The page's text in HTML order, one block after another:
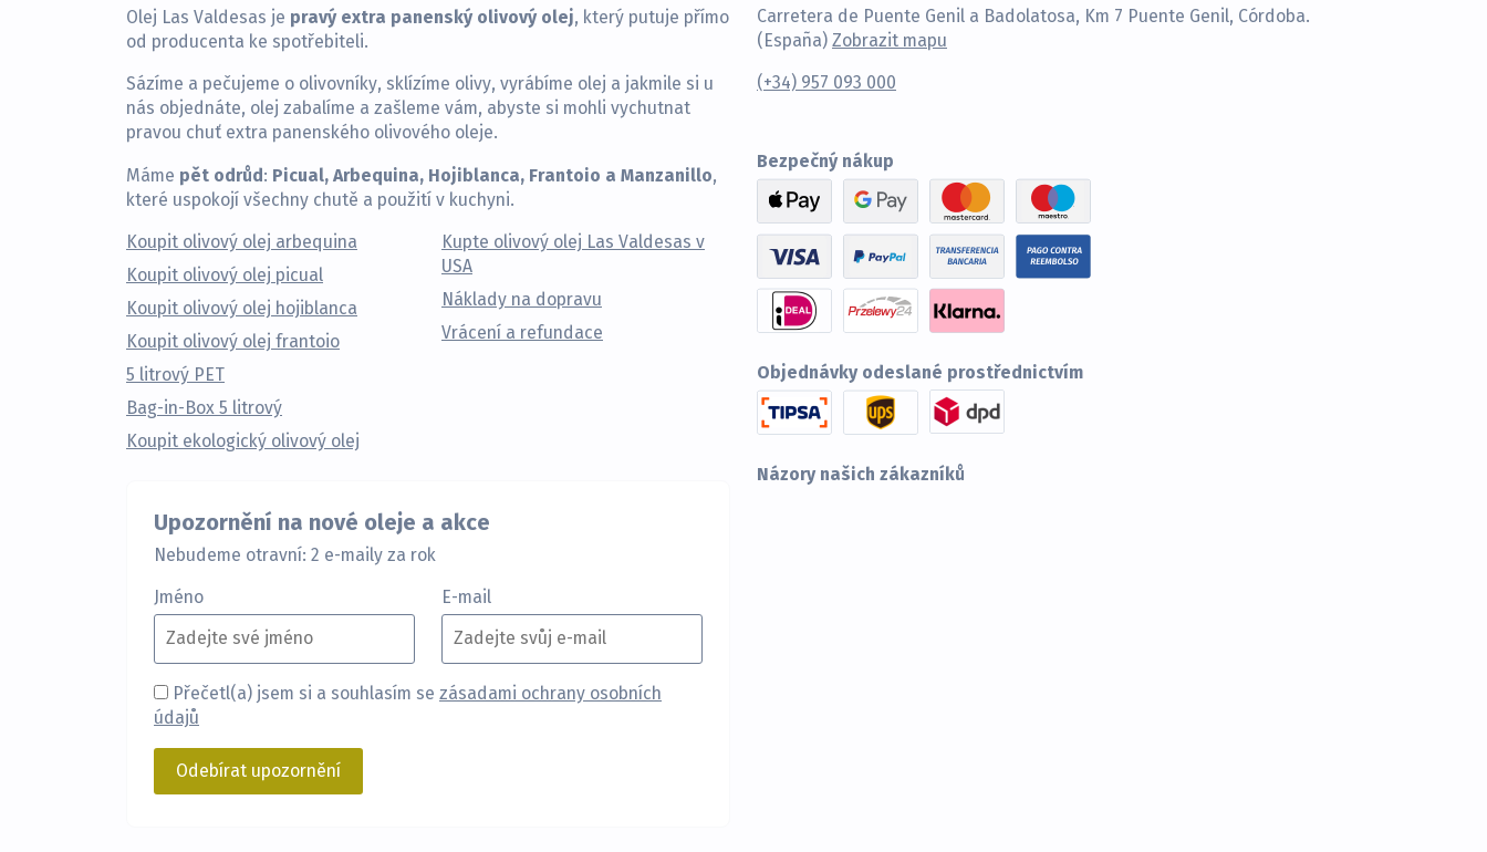
Olej Las Valdesas je pravý extra panenský olivový olej, který putuje přímo
od producenta ke spotřebiteli.
Sázíme a pečujeme o olivovníky, sklízíme olivy, vyrábíme olej a jakmile si u
nás objednáte, olej zabalíme a zašleme vám, abyste si mohli vychutnat
pravou chuť extra panenského olivového oleje.
Máme pět odrůd: Picual, Arbequina, Hojiblanca, Frantoio a Manzanillo,
které uspokojí všechny chutě a použití v kuchyni.
Koupit olivový olej arbequina
Koupit olivový olej picual
Koupit olivový olej hojiblanca
Koupit olivový olej frantoio
5 litrový PET
Bag-in-Box 5 litrový
Koupit ekologický olivový olej
Kupte olivový olej Las Valdesas v
USA
Náklady na dopravu
Vrácení a refundace
Upozornění na nové oleje a akce
Nebudeme otravní: 2 e-maily za rok
Jméno
E-mail
Přečetl(a) jsem si a souhlasím se zásadami ochrany osobních
údajů
Carretera de Puente Genil a Badolatosa, Km 7 Puente Genil, Córdoba.
(España)Zobrazit mapu
(+34) 957 093 000
Bezpečný nákup
Objednávky odeslané prostřednictvím
Názory našich zákazníků